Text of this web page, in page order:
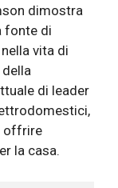
dimostra
fonte di
vita di
di leader
offrire
la casa.